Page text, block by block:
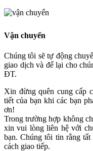
Vận chuyển
Chúng tôi sẽ tự động
giao dịch và để lại cho
ĐT.
Xin đừng quên cung cấp
tiết của bạn khi các bạn
ơn!
Trong trường hợp không
xin vui lòng liên hệ với
bạn. Chúng tôi tin rằng
cách giao tiếp.